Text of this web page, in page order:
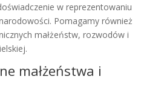
w reprezentowaniu
Pomagamy również
małżeństw, rozwodów i
małżeństwa i